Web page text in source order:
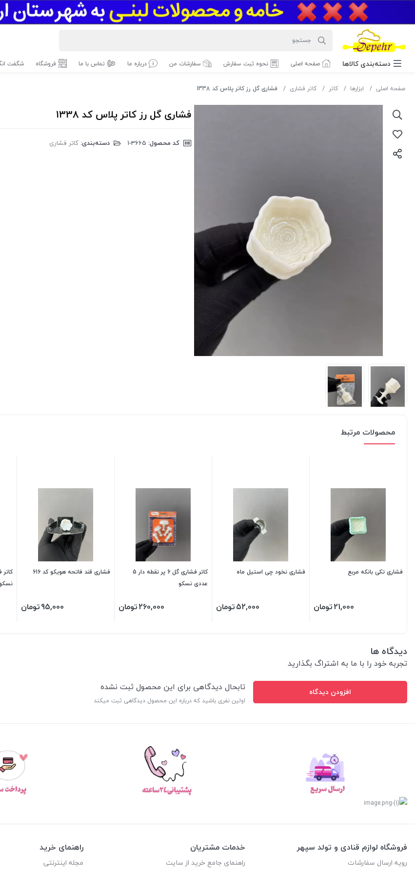
دسته‌بندی‌ کالاها صفحه اصلی نحوه ثبت سفارش سفارشات من درباره ما تماس با ما فروشگاه شگفت
صفحه اصلی ابزارها کاتر کاتر فشاری فشاری گل رز کاتر پلاس کد 1338
فشاری گل رز کاتر پلاس کد 1338
کد محصول: دسته‌بندی: کاتر فشاری
محصولات مرتبط
فشاری تکی بانکه مربع
21,000تومان
فشاری نخود چی استیل ماه
52,000تومان
کاتر فشاری گل 6 پر نقطه دار 5
عددی نسکو
260,000تومان
فشاری قند فاتحه هویکو کد 616
95,000تومان
دیدگاه ها
تجربه خود را با ما به اشتراگ بگذارید
افزودن دیدگاه تابحال دیدگاهی برای این محصول ثبت نشده
اولین نفری باشید که درباره این محصول دیدگاهی ثبت میکند
فروشگاه لوازم قنادی و تولد سپهر
رویه ارسال سفارشات
خدمات مشتریان
راهنمای جامع خرید از سایت
راهنمای خرید
مجله اینترنتی